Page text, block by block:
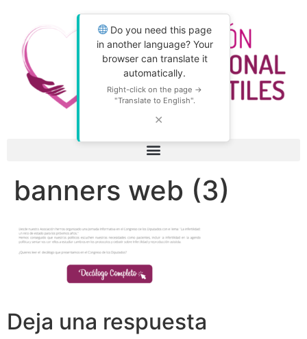
Do you need this page
in another language? Your
browser can translate it
automatically.
Right-click on the page →
"Translate to English".
✕
banners web (3)
Deja una respuesta